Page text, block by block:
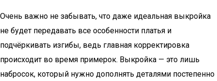
Очень важно не забывать, что даже идеальная выкройка
не будет передавать все особенности платья и
подчёркивать изгибы, ведь главная корректировка
происходит во время примерок. Выкройка — это лишь
набросок, который нужно дополнять деталями постепенно